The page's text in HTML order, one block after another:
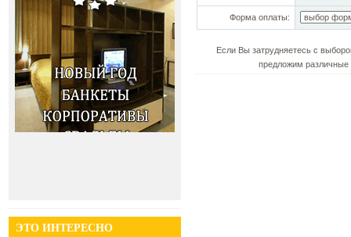
ЭТО ИНТЕРЕСНО
Форма оплаты:
Если Вы затрудняетесь с
предложим различные